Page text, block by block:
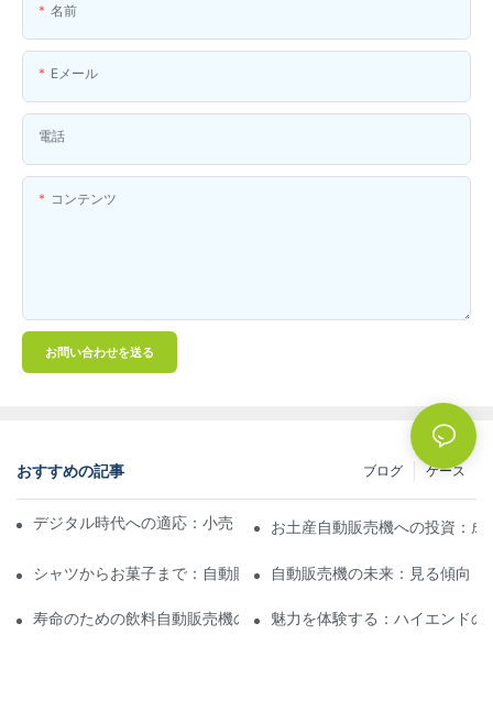
名前
Eメール
電話
コンテンツ
お問い合わせを送る
おすすめの記事 ケース
ブログ
デジタル時代への適応：小売業者向けのレーザー自動販売機
お土産自動販売機への投資：成
シャツからお菓子まで：自動販売機はどんなお土産を提供します
自動販売機の未来：見る傾向
寿命のための飲料自動販売機のメンテナンスのヒントとトリック
魅力を体験する：ハイエンド